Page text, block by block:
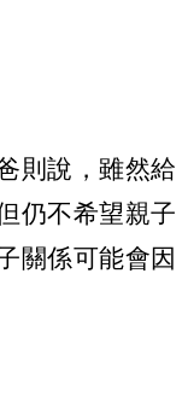
則說，雖然給
仍不希望親子
關係可能會因